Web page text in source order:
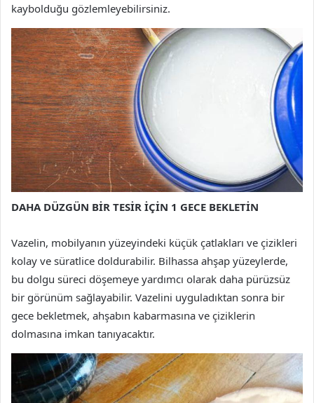
kaybolduğu gözlemleyebilirsiniz.
DAHA DÜZGÜN BİR TESİR İÇİN 1 GECE BEKLETİN
Vazelin, mobilyanın yüzeyindeki küçük çatlakları ve çizikleri
kolay ve süratlice doldurabilir. Bilhassa ahşap yüzeylerde,
bu dolgu süreci döşemeye yardımcı olarak daha pürüzsüz
bir görünüm sağlayabilir. Vazelini uyguladıktan sonra bir
gece bekletmek, ahşabın kabarmasına ve çiziklerin
dolmasına imkan tanıyacaktır.